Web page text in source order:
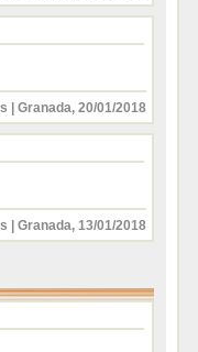
Granada, 20/01/2018
Granada, 13/01/2018